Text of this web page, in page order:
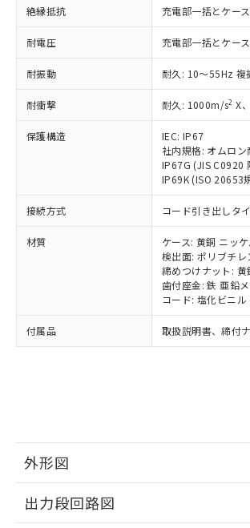
絶縁抵抗 充電部一括とケー
耐電圧 充電部一括とケー
耐振動 耐久: 10～55Hz 複
耐衝撃 耐久: 1000m/s2 X
保護構造
IEC: IP67
社内規格: オムロ
IP67G (JIS C0920
IP69K (ISO 20653
接続方式 コード引き出しタ
材質
ケース: 黄銅 ニッ
検出面: ポリブチレ
締めつけナット:
歯付座金: 鉄 亜鉛
コード: 塩化ビニル
付属品 取扱説明書、締付
外形図
出力段回路図
在庫状況および標準価格照
記載している更新日時点で
タに基づき作成されるもので
覧された時点での実際の在
準価格とは異なる場合があ
正式な納期状況および標準
様のお取引先、またはお客様
ムロン制御機器販売店・当
ご相談ください。
オムロン制御機器販売店や
販売ネットワーク
」
在庫状況および標準価格結
事前の承諾なく第三者に漏洩
示しないようお願いします。
マイパーツ機能（部品リスト
ビス）をご利用いただくには
メンバーズにご登録されてい
お客様が当ウェブサイト上で
用者の範囲」に記載されてい
指します。
むを得ず変更することがあります。
*EU RoHS指令（10物質）：
鉛(Pb) 1000ppm以下、 水銀(Hg) 1000ppm
ミウム(Cd) 100ppm以下、
六価クロム(Cr(Ⅵ)) 1000ppm以下、ポリ臭
(PBDE) 1000ppm以下、フタル酸ビス(2-エチ
ル) (DEHP)(別名：DOP) 1000ppm以下、フ
ルベンジル（BBP） 1000ppm以下、フタル
（DBP） 1000ppm以下、フタル酸ジイソブ
但し、RoHS指令で産業用監視および制御機
フタル酸エステル類の４物質については閾
図的な使用がないことを確認しています。
部品在庫の切り替え状況などによ
月が前後することがあります。
EU RoHS指令（10物質）の非含有
51物質の非含有証明書（当社基準）
るもので、過去に遡って非含有を証
ものではありません。
い合わせください。
Cr(Ⅵ)(六価クロム) : 1000ppm、 PBBs(ポリ
ニル類) : 1000ppm、 PBDEs(ポリ臭化ジフ
DBP(フタル酸ジブチル) : 1000ppm、 DIBP(
イソブチル) : 1000ppm、 BBP(フタル酸ブチ
DEHP(フタル酸ビス(2-エチルヘキシル)) :
※2 環境保護使用期限
「ｅ」：有害物質（10物質）のす
準値以下であることを示します。
「10」：通常の使用状況下におい
質が外部に漏えいし、環境に深刻な
及ぼさない年数を意味します。
「－」：未確認です。当社販売部
為替および外国貿易法に定め
（以下｢規制貨物等」という
または国外への提供する場
国政府の輸出許可(または役
可)を取得するなどの必要な
当社は規制貨物を破棄する
全に破砕するなど、違法に輸
いよう必要な手段を講じます。
当社は貴社製品を、核兵器、
ル、化学兵器、生物兵器ま
武器並びにこれらの製造装
使用いたしません。
当社は、貴社製品を第三者
場合は、上記1、2および3の
該第三者に通知します。また
販売先および販売に係わる
法に輸出するおそれがある場
一定数以上の在庫あり
一定数には満たないが在
在庫なし(最新の在庫状
いては、お客様のお取引
たはお客様担当のオムロ
機器販売店・当社販売員
認ください)
受注生産機種、また在庫
情報を公開していない機